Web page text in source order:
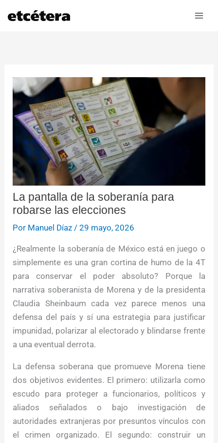
La pantalla de la soberanía para
robarse las elecciones
Por Manuel Díaz /29 mayo, 2026
¿Realmente la soberanía de México está en juego o
simplemente es una gran cortina de humo de la 4T
para conservar el poder absoluto? Porque la
narrativa soberanista de Morena y de la presidenta
Claudia Sheinbaum cada vez parece menos una
defensa del país y sí una estrategia para justificar
impunidad, polarizar al electorado y blindarse frente
a una eventual derrota.
La defensa soberana que promueve Morena tiene
dos objetivos evidentes. El primero: utilizarla como
escudo para proteger a funcionarios, políticos y
aliados señalados o bajo investigación de
autoridades extranjeras por presuntos vínculos con
el crimen organizado. El segundo: construir un